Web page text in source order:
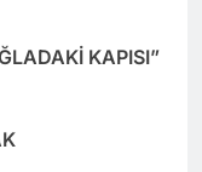
KAPISI”